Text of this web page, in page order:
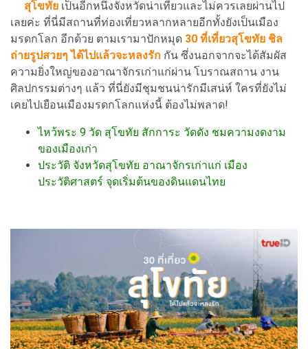
สุโขทัย เป็นอีกหนึ่งจังหวัดน่าเที่ยวและไม่ควรเลยผ่านไป
เลยค่ะ ที่นี่มีสถานที่ท่องเที่ยวหลากหลายอีกทั้งยังเป็นเมือง
มรดกโลก อีกด้วย ตามเรามาปักหมุด 30 ที่เที่ยวสุโขทัย ชิล
ถ่ายรูปสวยๆ ได้ไปแล้วจะหลงรัก กัน ซึ่งนอกจากจะได้สัมผัส
ความยิ่งใหญ่ของอาณาจักรเก่าแก่ผ่าน โบราณสถาน งาน
ศิลปกรรมต่างๆ แล้ว ที่นี่ยังมีชุมชนน่ารักมีเสน่ห์ ใครที่ยังไม่
เคยไปเยือนเมืองมรดกโลกแห่งนี้ ต้องไม่พลาด!
ไหว้พระ 9 วัด สุโขทัย สักการะ วัดดัง ชมความงดงาม
ของเมืองเก่า
ประวัติ จังหวัดสุโขทัย อาณาจักรเก่าแก่ เมือง
ประวัติศาสตร์ จุดเริ่มต้นของดินแดนไทย